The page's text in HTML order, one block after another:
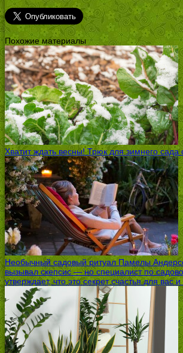
Похожие материалы
Хватит ждать весны! Трюк для зимнего
Необычный садовый ритуал Памелы
вызывал скепсис — но специалист по
утверждает, что это секрет счастья для вас